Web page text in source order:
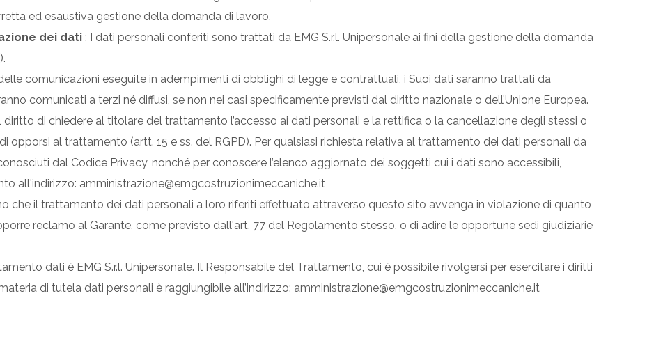
ed esaustiva gestione della domanda di lavoro.
dei dati : I dati personali conferiti sono trattati da EMG S.r.l. Unipersonale ai fini della gestione della domanda
comunicazioni eseguite in adempimenti di obblighi di legge e contrattuali, i Suoi dati saranno trattati da
comunicati a terzi né diffusi, se non nei casi specificamente previsti dal diritto nazionale o dell’Unione Europea.
diritto di chiedere al titolare del trattamento l’accesso ai dati personali e la rettifica o la cancellazione degli stessi o
al trattamento (artt. 15 e ss. del RGPD). Per qualsiasi richiesta relativa al trattamento dei dati personali da
dal Codice Privacy, nonché per conoscere l’elenco aggiornato dei soggetti cui i dati sono accessibili,
all'indirizzo: amministrazione@emgcostruzionimeccaniche.it
che il trattamento dei dati personali a loro riferiti effettuato attraverso questo sito avvenga in violazione di quanto
reclamo al Garante, come previsto dall'art. 77 del Regolamento stesso, o di adire le opportune sedi giudiziarie
dati è EMG S.r.l. Unipersonale. Il Responsabile del Trattamento, cui è possibile rivolgersi per esercitare i diritti
di tutela dati personali è raggiungibile all’indirizzo: amministrazione@emgcostruzionimeccaniche.it